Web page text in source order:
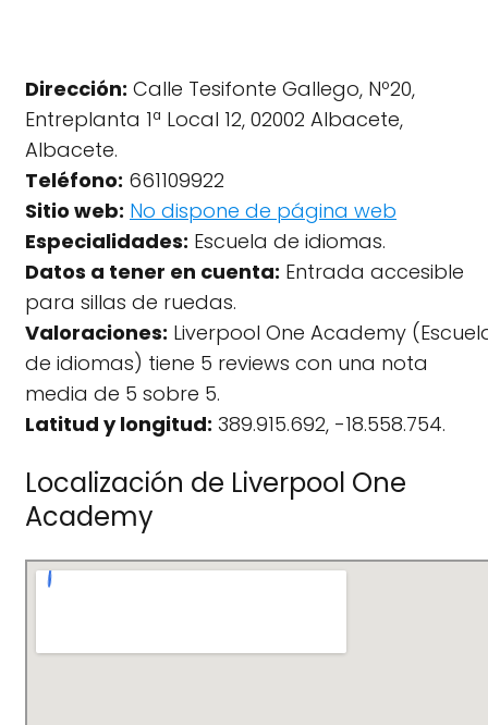
Dirección: Calle Tesifonte Gallego, Nº20,
Entreplanta 1ª Local 12, 02002 Albacete,
Albacete.
Teléfono: 661109922
Sitio web: No dispone de página web
Especialidades: Escuela de idiomas.
Datos a tener en cuenta: Entrada accesible
para sillas de ruedas.
Valoraciones: Liverpool One Academy
de idiomas) tiene 5 reviews con una nota
media de 5 sobre 5.
Latitud y longitud: 389.915.692, -18.558.754.
Localización de Liverpool One
Academy